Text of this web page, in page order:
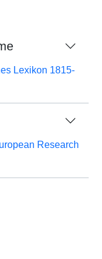
Lexikon 1815-
Research